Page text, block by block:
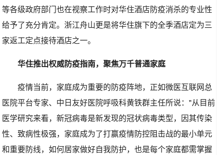
等各级政府部门也在视察工作时对华住酒店防疫消杀的专业性
给予了充分肯定。浙江舟山更是将华住旗下的全季酒店定为三
家返工定点接待酒店之一。
华住推出权威防疫指南，聚焦万千普通家庭
疫情当前，家庭成为重要的防疫阵地，正如微医互联网总
医院平台专家、中日友好医院呼吸科黄铁群主任所说："从目前
医学研究来看，新冠病毒是新发现的冠状病毒类型，因其传染
性、致病性极强，家庭成为了打赢疫情防控阻击战的最小单元
和重要防线，如何居家做好自我防护，也是每个家庭都需掌握